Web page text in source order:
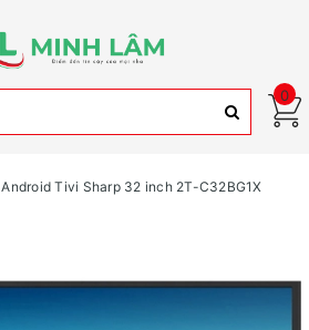
0
Android Tivi Sharp 32 inch 2T-C32BG1X